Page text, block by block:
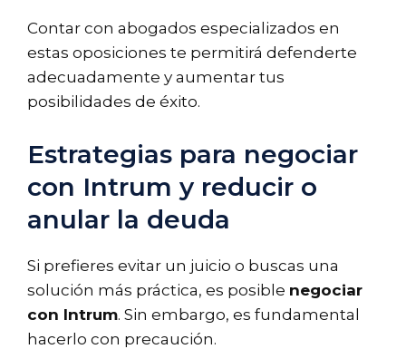
Contar con abogados especializados en
estas oposiciones te permitirá defenderte
adecuadamente y aumentar tus
posibilidades de éxito.
Estrategias para negociar
con Intrum y reducir o
anular la deuda
Si prefieres evitar un juicio o buscas una
solución más práctica, es posible negociar
con Intrum. Sin embargo, es fundamental
hacerlo con precaución.